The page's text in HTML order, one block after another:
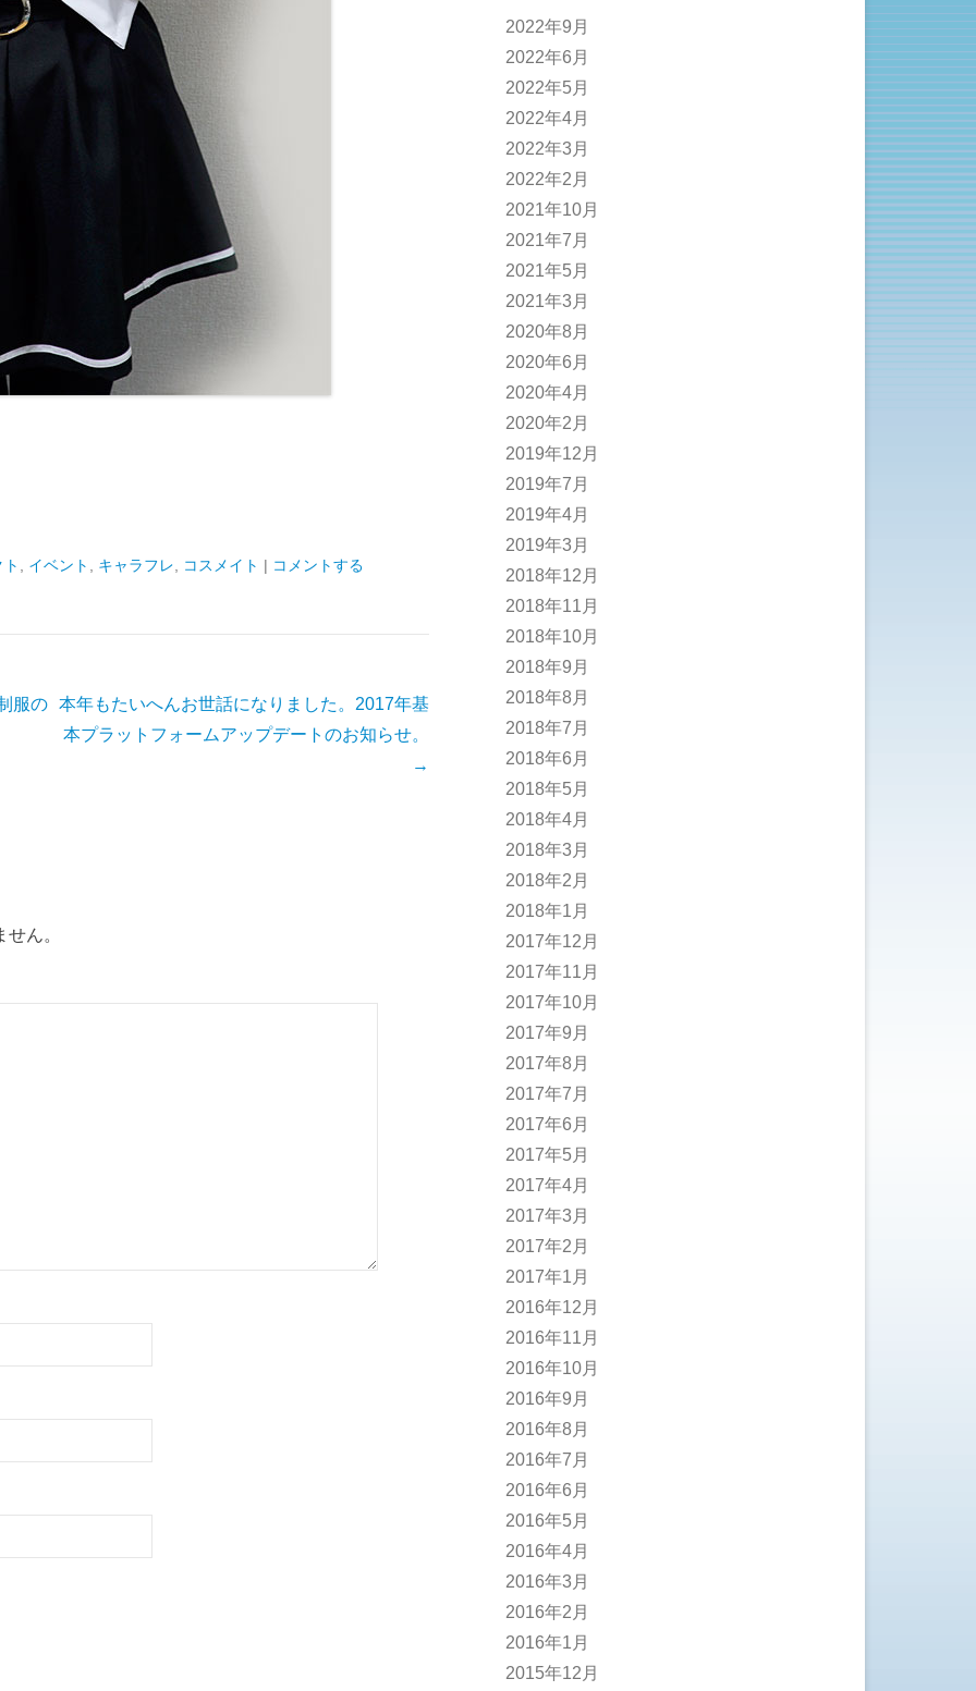
イベント キャラフレ コスメイト | コメントする
服の 本年もたいへんお世話になりました。2017年基
本プラットフォームアップデートのお知らせ。
→
ん。
2022年9月
2022年6月
2022年5月
2022年4月
2022年3月
2022年2月
2021年10月
2021年7月
2021年5月
2021年3月
2020年8月
2020年6月
2020年4月
2020年2月
2019年12月
2019年7月
2019年4月
2019年3月
2018年12月
2018年11月
2018年10月
2018年9月
2018年8月
2018年7月
2018年6月
2018年5月
2018年4月
2018年3月
2018年2月
2018年1月
2017年12月
2017年11月
2017年10月
2017年9月
2017年8月
2017年7月
2017年6月
2017年5月
2017年4月
2017年3月
2017年2月
2017年1月
2016年12月
2016年11月
2016年10月
2016年9月
2016年8月
2016年7月
2016年6月
2016年5月
2016年4月
2016年3月
2016年2月
2016年1月
2015年12月